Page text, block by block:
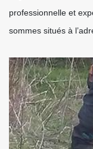
professionnelle et
sommes situés à